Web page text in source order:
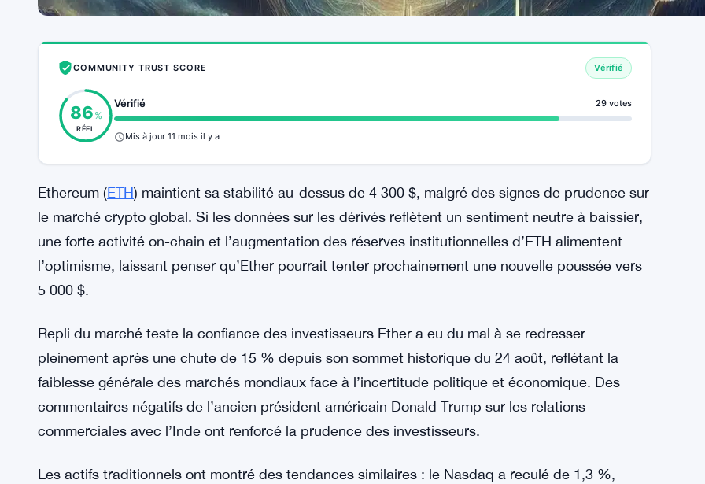
COMMUNITY TRUST SCORE Vérifié
86 %
RÉEL
Vérifié 29 votes
Mis à jour 11 mois il y a
Ethereum (ETH) maintient sa stabilité au-dessus de 4 300 $, malgré des signes de prudence sur
le marché crypto global. Si les données sur les dérivés reflètent un sentiment neutre à baissier,
une forte activité on-chain et l’augmentation des réserves institutionnelles d’ETH alimentent
l’optimisme, laissant penser qu’Ether pourrait tenter prochainement une nouvelle poussée vers
5 000 $.
Repli du marché teste la confiance des investisseurs Ether a eu du mal à se redresser
pleinement après une chute de 15 % depuis son sommet historique du 24 août, reflétant la
faiblesse générale des marchés mondiaux face à l’incertitude politique et économique. Des
commentaires négatifs de l’ancien président américain Donald Trump sur les relations
commerciales avec l’Inde ont renforcé la prudence des investisseurs.
Les actifs traditionnels ont montré des tendances similaires : le Nasdaq a reculé de 1,3 %,